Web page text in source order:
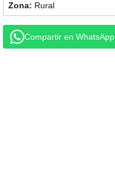
Rural
Compartir en WhatsApp